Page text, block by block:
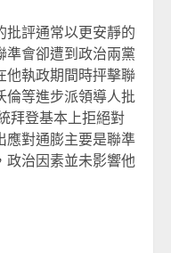
批評通常以更安靜的
準會卻遭到政治兩黨
他執政期間時抨擊聯
倫等進步派領導人批
拜登基本上拒絕對
應對通膨主要是聯準
政治因素並未影響他